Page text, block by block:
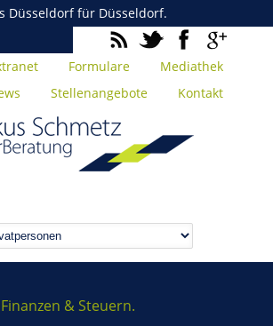
Düsseldorf für Düsseldorf.
Formulare
Mediathek
Stellenangebote Kontakt
& Steuern.